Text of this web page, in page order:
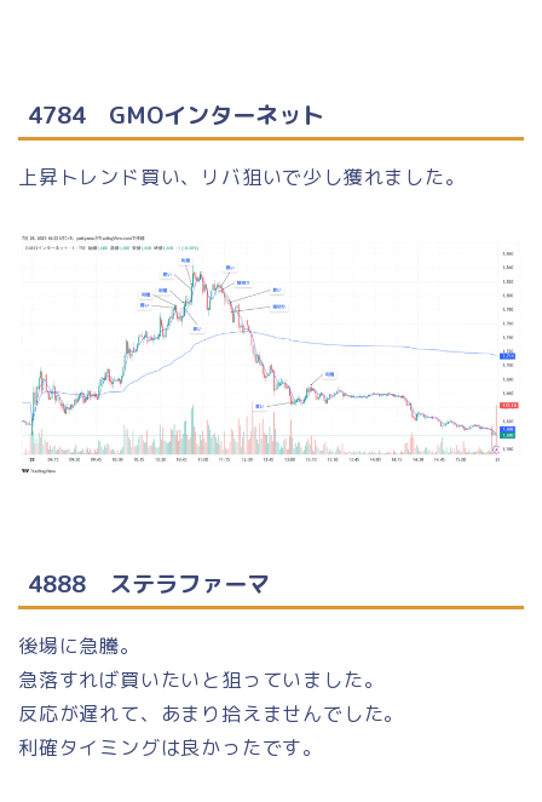
4784 GMOインターネット
上昇トレンド買い、リバ狙いで少し獲れました。
4888 ステラファーマ
後場に急騰。
急落すれば買いたいと狙っていました。
反応が遅れて、あまり拾えませんでした。
利確タイミングは良かったです。